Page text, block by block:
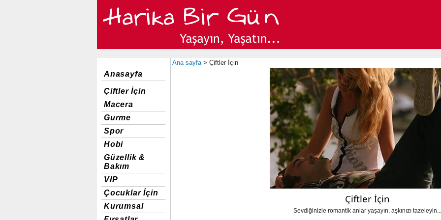
Anasayfa
Çiftler İçin
Macera
Gurme
Spor
Hobi
Güzellik &
Bakım
VIP
Çocuklar İçin
Kurumsal
Ana sayfa> Çiftler İçin
Çiftler İçin
Sevdiğinizle romantik anlar yaşayın, aşkınızı tazeleyin...